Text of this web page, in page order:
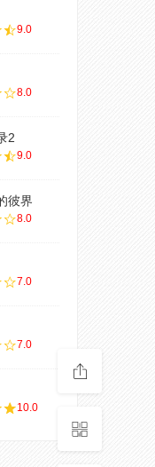
9.0
8.0
2
9.0
彼界
8.0
7.0
7.0
10.0